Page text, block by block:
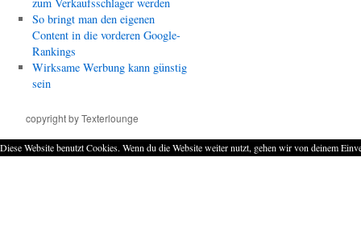
So bringt man den eigenen
Content in die vorderen Google-
Rankings
Wirksame Werbung kann günstig
sein
copyright by Texterlounge
Diese Website benutzt Cookies. Wenn du die Website weiter nutzt, gehen wir von deinem